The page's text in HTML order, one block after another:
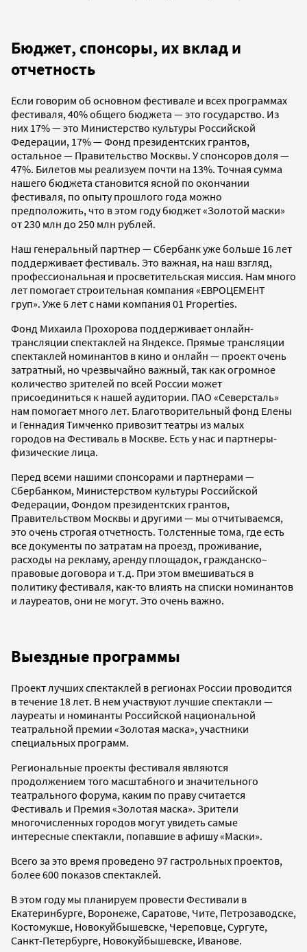
Бюджет, спонсоры, их вклад и
отчетность
Если говорим об основном фестивале и всех программах
фестиваля, 40% общего бюджета — это государство. Из
них 17% — это Министерство культуры Российской
Федерации, 17% — Фонд президентских грантов,
остальное — Правительство Москвы. У спонсоров доля —
47%. Билетов мы реализуем почти на 13%. Точная сумма
нашего бюджета становится ясной по окончании
фестиваля, по опыту прошлого года можно
предположить, что в этом году бюджет «Золотой маски»
от 230 млн до 250 млн рублей.
Наш генеральный партнер — Сбербанк уже больше 16 лет
поддерживает фестиваль. Это важная, на наш взгляд,
профессиональная и просветительская миссия. Нам много
лет помогает строительная компания «ЕВРОЦЕМЕНТ
груп». Уже 6 лет с нами компания 01 Рroperties.
Фонд Михаила Прохорова поддерживает онлайн-
трансляции спектаклей на Яндексе. Прямые трансляции
спектаклей номинантов в кино и онлайн — проект очень
затратный, но чрезвычайно важный, так как огромное
количество зрителей по всей России может
присоединиться к нашей аудитории. ПАО «Северсталь»
нам помогает много лет. Благотворительный фонд Елены
и Геннадия Тимченко привозит театры из малых
городов на Фестиваль в Москве. Есть у нас и партнеры-
физические лица.
Перед всеми нашими спонсорами и партнерами —
Сбербанком, Министерством культуры Российской
Федерации, Фондом президентских грантов,
Правительством Москвы и другими — мы отчитываемся,
это очень строгая отчетность. Толстенные тома, где есть
все документы по затратам на проезд, проживание,
расходы на рекламу, аренду площадок, гражданско–
правовые договора и т.д. При этом вмешиваться в
политику фестиваля, как-то влиять на списки номинантов
и лауреатов, они не могут. Это очень важно.
Выездные программы
Проект лучших спектаклей в регионах России проводится
в течение 18 лет. В нем участвуют лучшие спектакли —
лауреаты и номинанты Российской национальной
театральной премии «Золотая маска», участники
специальных программ.
Региональные проекты фестиваля являются
продолжением того масштабного и значительного
театрального форума, каким по праву считается
Фестиваль и Премия «Золотая маска». Зрители
многочисленных городов могут увидеть самые
интересные спектакли, попавшие в афишу «Маски».
Всего за это время проведено 97 гастрольных проектов,
более 600 показов спектаклей.
В этом году мы планируем провести Фестивали в
Екатеринбурге, Воронеже, Саратове, Чите, Петрозаводске,
Костомукше, Новокуйбышевске, Череповце, Сургуте,
Санкт-Петербурге, Новокуйбышевске, Иванове.